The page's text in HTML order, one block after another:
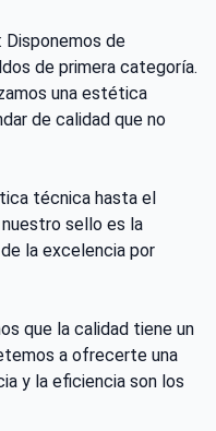
Disponemos de
de primera categoría.
una estética
de calidad que no
técnica hasta el
sello es la
la excelencia por
que la calidad tiene un
a ofrecerte una
y la eficiencia son los